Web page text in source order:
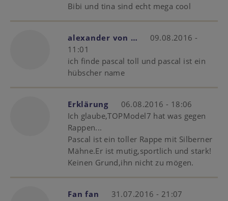
Bibi und tina sind echt mega cool
alexander von …
09.08.2016 -
11:01
ich finde pascal toll und pascal ist ein
hübscher name
Erklärung
06.08.2016 - 18:06
Ich glaube,TOPModel7 hat was gegen
Rappen...
Pascal ist ein toller Rappe mit Silberner
Mähne.Er ist mutig,sportlich und stark!
Keinen Grund,ihn nicht zu mögen.
Fan fan
31.07.2016 - 21:07